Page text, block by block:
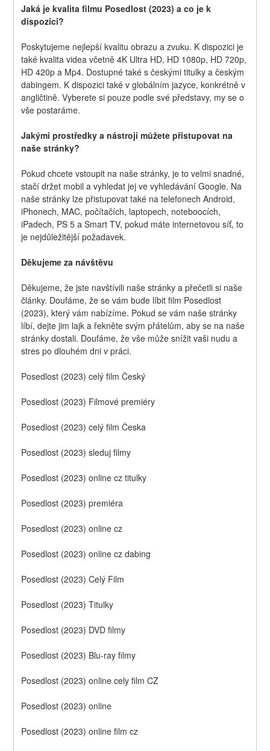
Jaká je kvalita filmu Posedlost (2023) a co je k
dispozici?
Poskytujeme nejlepší kvalitu obrazu a zvuku. K dispozici je
také kvalita videa včetně 4K Ultra HD, HD 1080p, HD 720p,
HD 420p a Mp4. Dostupné také s českými titulky a českým
dabingem. K dispozici také v globálním jazyce, konkrétně v
angličtině. Vyberete si pouze podle své představy, my se o
vše postaráme.
Jakými prostředky a nástroji můžete přistupovat na
naše stránky?
Pokud chcete vstoupit na naše stránky, je to velmi snadné,
stačí držet mobil a vyhledat jej ve vyhledávání Google. Na
naše stránky lze přistupovat také na telefonech Android,
iPhonech, MAC, počítačích, laptopech, noteboocích,
iPadech, PS 5 a Smart TV, pokud máte internetovou síť, to
je nejdůležitější požadavek.
Děkujeme za návštěvu
Děkujeme, že jste navštívili naše stránky a přečetli si naše
články. Doufáme, že se vám bude líbit film Posedlost
(2023), který vám nabízíme. Pokud se vám naše stránky
líbí, dejte jim lajk a řekněte svým přátelům, aby se na naše
stránky dostali. Doufáme, že vše může snížit vaši nudu a
stres po dlouhém dni v práci.
Posedlost (2023) celý film Český
Posedlost (2023) Filmové premiéry
Posedlost (2023) celý film Česka
Posedlost (2023) sleduj filmy
Posedlost (2023) online cz titulky
Posedlost (2023) premiéra
Posedlost (2023) online cz
Posedlost (2023) online cz dabing
Posedlost (2023) Celý Film
Posedlost (2023) Titulky
Posedlost (2023) DVD filmy
Posedlost (2023) Blu-ray filmy
Posedlost (2023) online cely film CZ
Posedlost (2023) online
Posedlost (2023) online film cz